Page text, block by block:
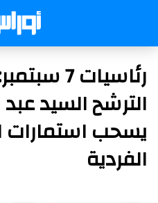
رئاسيات
الترشح السيد
يسحب استمارات
الفردية